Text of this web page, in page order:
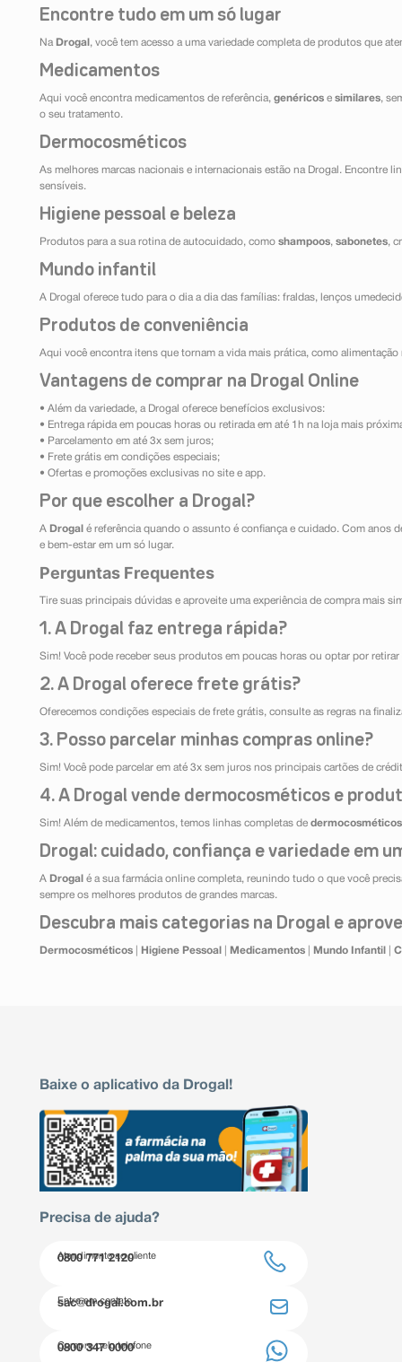
Encontre tudo em um só lugar
Na Drogal , você tem acesso a uma variedade completa de produtos que
Medicamentos
Aqui você encontra medicamentos de referência, genéricos e similares,
o seu tratamento.
Dermocosméticos
As melhores marcas nacionais e internacionais estão na Drogal. Encontre
sensíveis.
Higiene pessoal e beleza
Produtos para a sua rotina de autocuidado, como shampoos, sabonetes,
Mundo infantil
A Drogal oferece tudo para o dia a dia das famílias: fraldas, lenços
Produtos de conveniência
Aqui você encontra itens que tornam a vida mais prática, como
Vantagens de comprar na Drogal Online
• Além da variedade, a Drogal oferece benefícios exclusivos:
• Entrega rápida em poucas horas ou retirada em até 1h na loja mais
• Parcelamento em até 3x sem juros;
• Frete grátis em condições especiais;
• Ofertas e promoções exclusivas no site e app.
Por que escolher a Drogal?
A Drogal é referência quando o assunto é confiança e cuidado. Com anos
e bem-estar em um só lugar.
Perguntas Frequentes
Tire suas principais dúvidas e aproveite uma experiência de compra mais
1. A Drogal faz entrega rápida?
Sim! Você pode receber seus produtos em poucas horas ou optar por
2. A Drogal oferece frete grátis?
Oferecemos condições especiais de frete grátis, consulte as regras na
3. Posso parcelar minhas compras online?
Sim! Você pode parcelar em até 3x sem juros nos principais cartões de
4. A Drogal vende dermocosméticos e
Sim! Além de medicamentos, temos linhas completas de dermocosméticos
Drogal: cuidado, confiança e variedade em
A Drogal é a sua farmácia online completa, reunindo tudo o que você
sempre os melhores produtos de grandes marcas.
Descubra mais categorias na Drogal e
Dermocosméticos Higiene Pessoal Medicamentos Mundo Infantil
Baixe o aplicativo da Drogal!
Precisa de ajuda?
Atendimento ao cliente
0800 771 2120
Entre em contato
sac@drogal.com.br
Compre pelo telefone
0800 347 0000